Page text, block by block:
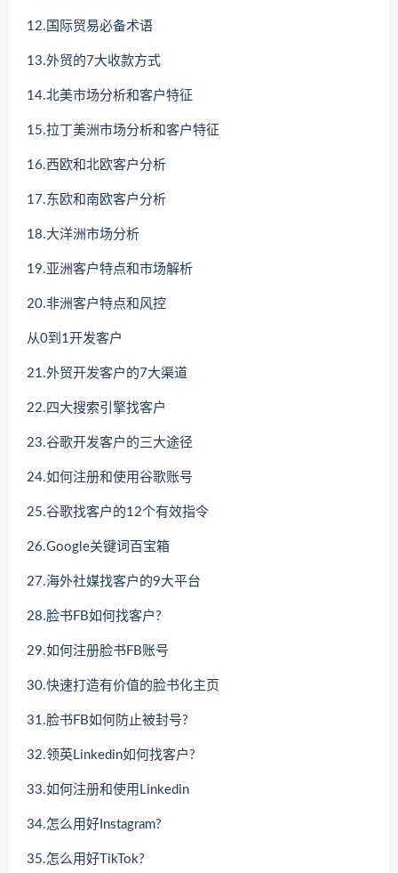
12.国际贸易必备术语
13.外贸的7大收款方式
14.北美市场分析和客户特征
15.拉丁美洲市场分析和客户特征
16.西欧和北欧客户分析
17.东欧和南欧客户分析
18.大洋洲市场分析
19.亚洲客户特点和市场解析
20.非洲客户特点和风控
从0到1开发客户
21.外贸开发客户的7大渠道
22.四大搜索引擎找客户
23.谷歌开发客户的三大途径
24.如何注册和使用谷歌账号
25.谷歌找客户的12个有效指令
26.Google关键词百宝箱
27.海外社媒找客户的9大平台
28.脸书FB如何找客户?
29.如何注册脸书FB账号
30.快速打造有价值的脸书化主页
31.脸书FB如何防止被封号?
32.领英Linkedin如何找客户?
33.如何注册和使用Linkedin
34.怎么用好Instagram?
35.怎么用好TikTok?